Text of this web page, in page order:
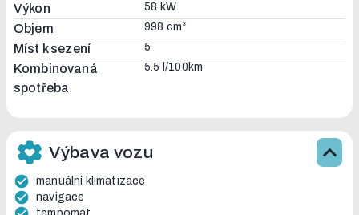
Výkon 58 kW
Objem 998 cm³
Míst k sezení 5
Kombinovaná
spotřeba
5.5 l/100km
Výbava vozu
manuální klimatizace
navigace